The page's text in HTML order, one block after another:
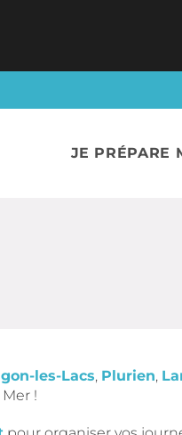
JE PRÉPARE
les-Lacs, Plurien,
!